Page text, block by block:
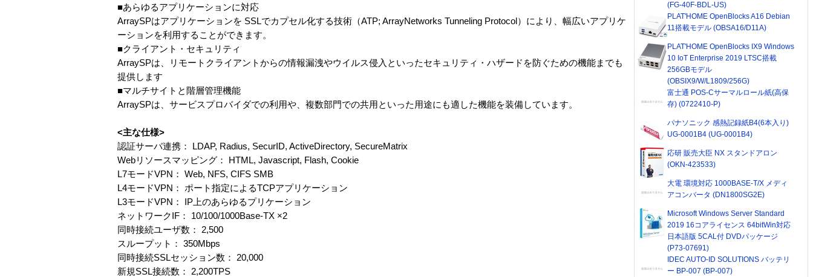
■あらゆるアプリケーションに対応
ArraySPはアプリケーションを SSLでカプセル化する技術（ATP; ArrayNetworks Tunneling Protocol）により、幅広いアプリケ
ーションを利用することができます。
■クライアント・セキュリティ
ArraySPは、リモートクライアントからの情報漏洩やウイルス侵入といったセキュリティ・ハザードを防ぐための機能までも
提供します
■マルチサイトと階層管理機能
ArraySPは、サービスプロバイダでの利用や、複数部門での共用といった用途にも適した機能を装備しています。
<主な仕様>
認証サーバ連携： LDAP, Radius, SecurID, ActiveDirectory, SecureMatrix
Webリソースマッピング： HTML, Javascript, Flash, Cookie
L7モードVPN： Web, NFS, CIFS SMB
L4モードVPN： ポート指定によるTCPアプリケーション
L3モードVPN： IP上のあらゆるプリケーション
ネットワークIF： 10/100/1000Base-TX ×2
同時接続ユーザ数： 2,500
スループット： 350Mbps
同時接続SSLセッション数： 20,000
新規SSL接続数： 2,200TPS
(FG-40F-BDL-US)
PLAT'HOME OpenBlocks A16 Debian
11搭載モデル (OBSA16/D11A)
PLAT'HOME OpenBlocks IX9 Windows
10 IoT Enterprise 2019 LTSC搭載
256GBモデル
(OBSIX9/W/L1809/256G)
富士通 POS-Cサーマルロール紙(高保
存) (0722410-P)
パナソニック 感熱記録紙B4(6本入り)
UG-0001B4 (UG-0001B4)
応研 販売大臣 NX スタンドアロン
(OKN-423533)
大電 環境対応 1000BASE-T/X メディ
アコンバータ (DN1800SG2E)
Microsoft Windows Server Standard
2019 16コアライセンス 64bitWin対応
日本語版 5CAL付 DVDパッケージ
(P73-07691)
IDEC AUTO-ID SOLUTIONS バッテリ
ー BP-007 (BP-007)